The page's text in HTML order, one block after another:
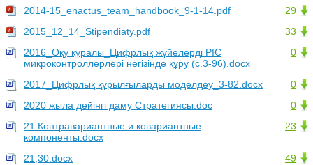
29
2014-15_enactus_team_handbook_9-1-14.pdf
33
2015_12_14_Stipendiaty.pdf
0
2016_Оқу құралы_Цифрлық жүйелерді PIC
микроконтроллерлері негізінде құру (с.3-96).docx
0
2017_Цифрлық құрылғыларды моделдеу_3-82.docx
0
2020 жыла дейінгі даму Стратегиясы.doc
23
21 Контравариантные и ковариантные
компоненты.docx
49
21,30.docx